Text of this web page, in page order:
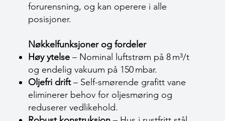
forurensning, og kan operere i alle
posisjoner.
Nøkkelfunksjoner og fordeler
Høy ytelse – Nominal luftstrøm på 8 m³/t
og endelig vakuum på 150 mbar.
Oljefri drift– Self-smørende grafitt vane
eliminerer behov for oljesmøring og
reduserer vedlikehold.